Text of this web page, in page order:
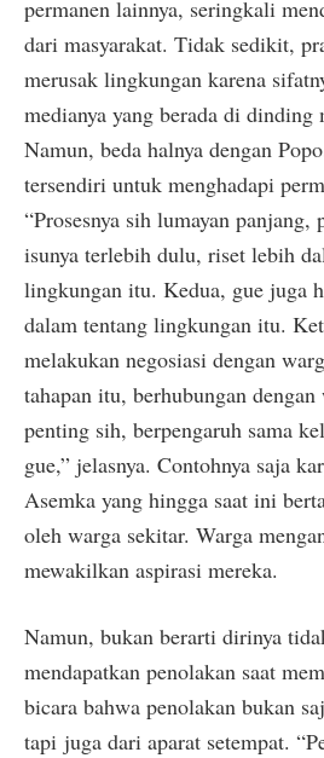
permanen lainnya, seringkali
dari masyarakat. Tidak sedikit,
merusak lingkungan karena
medianya yang berada di dinding
Namun, beda halnya dengan
tersendiri untuk menghadapi
“Prosesnya sih lumayan
isunya terlebih dulu, riset lebih
lingkungan itu. Kedua, gue juga
dalam tentang lingkungan itu.
melakukan negosiasi dengan
tahapan itu, berhubungan
penting sih, berpengaruh sama
gue,” jelasnya. Contohnya saja
Asemka yang hingga saat ini
oleh warga sekitar. Warga
mewakilkan aspirasi mereka.
Namun, bukan berarti dirinya
mendapatkan penolakan saat
bicara bahwa penolakan bukan
tapi juga dari aparat setempat.